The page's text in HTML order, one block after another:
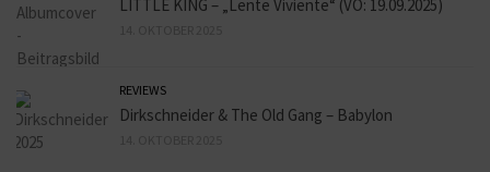
LITTLE KING – „Lente Viviente“ (VÖ: 19.09.2025)
REVIEWS
Dirkschneider & The Old Gang – Babylon